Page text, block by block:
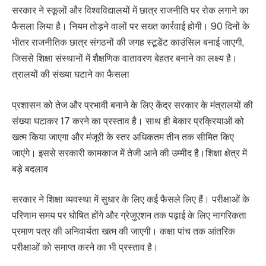
सरकार ने स्कूलों और विश्वविद्यालयों में छात्र राजनीति पर रोक लगाने का
फैसला लिया है। नियम तोड़ने वालों पर सख्त कार्रवाई होगी। 90 दिनों के
भीतर राजनीतिक छात्र संगठनों की जगह स्टूडेंट काउंसिल बनाई जाएगी,
जिससे शिक्षा संस्थानों में शैक्षणिक वातावरण बेहतर बनाने का लक्ष्य है।
त्रालयों की संख्या घटाने का फैसला
प्रशासन को तेज और प्रभावी बनाने के लिए केंद्र सरकार के मंत्रालयों की
संख्या घटाकर 17 करने का प्रस्ताव है। साथ ही बेकार प्रक्रियाओं को
खत्म किया जाएगा और मंजूरी के स्तर अधिकतम तीन तक सीमित किए
जाएंगे। इससे सरकारी कामकाज में तेजी आने की उम्मीद है।शिक्षा क्षेत्र में
बड़े बदलाव
सरकार ने शिक्षा व्यवस्था में सुधार के लिए कई फैसले लिए हैं। परीक्षाओं के
परिणाम समय पर घोषित होंगे और ग्रेजुएशन तक पढ़ाई के लिए नागरिकता
प्रमाण पत्र की अनिवार्यता खत्म की जाएगी। कक्षा पांच तक आंतरिक
परीक्षाओं को समाप्त करने का भी प्रस्ताव है।